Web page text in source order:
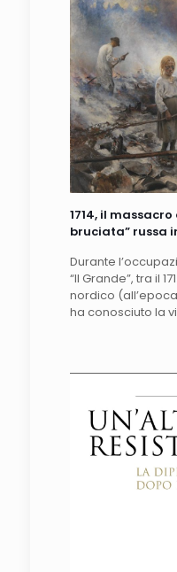
1714, il
bruciata” russa
Durante
“Il Grande”, tra il
nordico
ha conosciuto la